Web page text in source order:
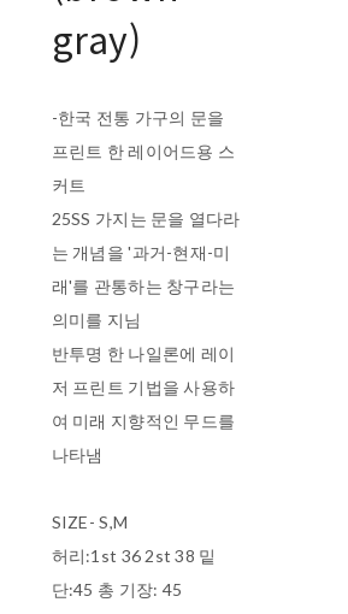
gray)
-한국 전통 가구의 문을
프린트 한 레이어드용 스
커트
25SS 가지는 문을 열다라
는 개념을 '과거-현재-미
래'를 관통하는 창구라는
의미를 지님
반투명 한 나일론에 레이
저 프린트 기법을 사용하
여 미래 지향적인 무드를
나타냄
SIZE- S,M
허리:1st 36 2st 38 밑
단:45 총 기장: 45